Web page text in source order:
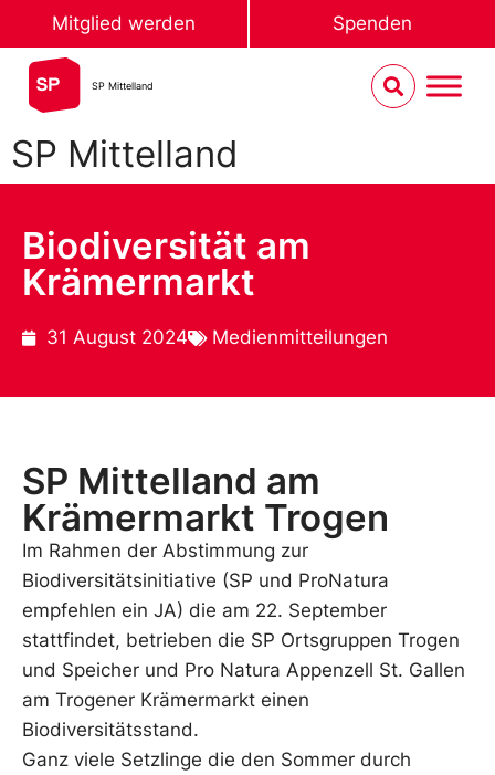
Mitglied werden Spenden
SP Mittelland
SP Mittelland
Biodiversität am
Krämermarkt
31 August 2024 Medienmitteilungen
SP Mittelland am
Krämermarkt Trogen
Im Rahmen der Abstimmung zur
Biodiversitätsinitiative (SP und ProNatura
empfehlen ein JA) die am 22. September
stattfindet, betrieben die SP Ortsgruppen Trogen
und Speicher und Pro Natura Appenzell St. Gallen
am Trogener Krämermarkt einen
Biodiversitätsstand.
Ganz viele Setzlinge die den Sommer durch